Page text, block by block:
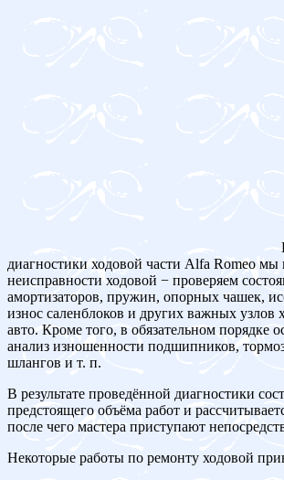
диагностики ходовой части Alfa Romeo мы
неисправности ходовой − проверяем
амортизаторов, пружин, опорных чашек,
износ саленблоков и других важных узлов
авто. Кроме того, в обязательном порядке
анализ изношенности подшипников,
шлангов и т. п.
В результате проведённой диагностики
предстоящего объёма работ и
после чего мастера приступают
Некоторые работы по ремонту ходовой